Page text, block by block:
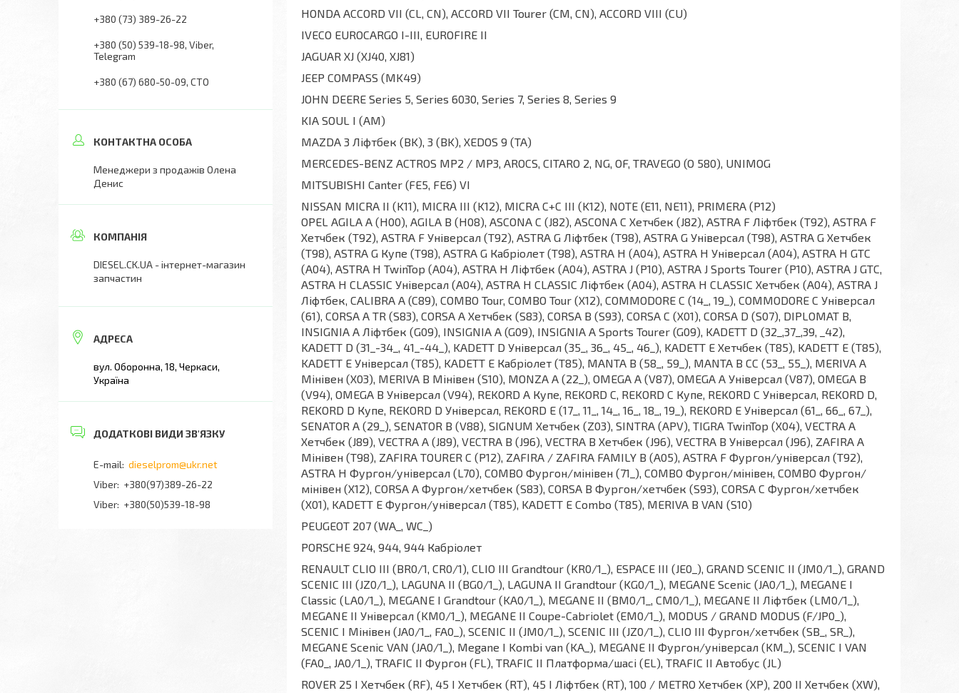
HONDA ACCORD VII (CL, CN), ACCORD VII Tourer (CM, CN), ACCORD VIII (CU)
IVECO EUROCARGO I-III, EUROFIRE II
JAGUAR XJ (XJ40, XJ81)
JEEP COMPASS (MK49)
JOHN DEERE Series 5, Series 6030, Series 7, Series 8, Series 9
KIA SOUL I (AM)
MAZDA 3 Ліфтбек (BK), 3 (BK), XEDOS 9 (TA)
MERCEDES-BENZ ACTROS MP2 / MP3, AROCS, CITARO 2, NG, OF, TRAVEGO (O 580), UNIMOG
MITSUBISHI Canter (FE5, FE6) VI
NISSAN MICRA II (K11), MICRA III (K12), MICRA C+C III (K12), NOTE (E11, NE11), PRIMERA (P12)
OPEL AGILA A (H00), AGILA B (H08), ASCONA C (J82), ASCONA C Хетчбек (J82), ASTRA F Ліфтбек (T92), ASTRA F
Хетчбек (T92), ASTRA F Універсал (T92), ASTRA G Ліфтбек (T98), ASTRA G Універсал (T98), ASTRA G Хетчбек
(T98), ASTRA G Купе (T98), ASTRA G Кабріолет (T98), ASTRA H (A04), ASTRA H Універсал (A04), ASTRA H GTC
(A04), ASTRA H TwinTop (A04), ASTRA H Ліфтбек (A04), ASTRA J (P10), ASTRA J Sports Tourer (P10), ASTRA J GTC,
ASTRA H CLASSIC Універсал (A04), ASTRA H CLASSIC Ліфтбек (A04), ASTRA H CLASSIC Хетчбек (A04), ASTRA J
Ліфтбек, CALIBRA A (C89), COMBO Tour, COMBO Tour (X12), COMMODORE C (14_, 19_), COMMODORE C Універсал
(61), CORSA A TR (S83), CORSA A Хетчбек (S83), CORSA B (S93), CORSA C (X01), CORSA D (S07), DIPLOMAT B,
INSIGNIA A Ліфтбек (G09), INSIGNIA A (G09), INSIGNIA A Sports Tourer (G09), KADETT D (32_,37_,39, _42),
KADETT D (31_-34_, 41_-44_), KADETT D Універсал (35_, 36_, 45_, 46_), KADETT E Хетчбек (T85), KADETT E (T85),
KADETT E Універсал (T85), KADETT E Кабріолет (T85), MANTA B (58_, 59_), MANTA B CC (53_, 55_), MERIVA A
Мінівен (X03), MERIVA B Мінівен (S10), MONZA A (22_), OMEGA A (V87), OMEGA A Універсал (V87), OMEGA B
(V94), OMEGA B Універсал (V94), REKORD A Купе, REKORD C, REKORD C Купе, REKORD C Універсал, REKORD D,
REKORD D Купе, REKORD D Універсал, REKORD E (17_, 11_, 14_, 16_, 18_, 19_), REKORD E Універсал (61_, 66_, 67_),
SENATOR A (29_), SENATOR B (V88), SIGNUM Хетчбек (Z03), SINTRA (APV), TIGRA TwinTop (X04), VECTRA A
Хетчбек (J89), VECTRA A (J89), VECTRA B (J96), VECTRA B Хетчбек (J96), VECTRA B Універсал (J96), ZAFIRA A
Мінівен (T98), ZAFIRA TOURER C (P12), ZAFIRA / ZAFIRA FAMILY B (A05), ASTRA F Фургон/універсал (T92),
ASTRA H Фургон/універсал (L70), COMBO Фургон/мінівен (71_), COMBO Фургон/мінівен, COMBO Фургон/
мінівен (X12), CORSA A Фургон/хетчбек (S83), CORSA B Фургон/хетчбек (S93), CORSA C Фургон/хетчбек
(X01), KADETT E Фургон/універсал (T85), KADETT E Combo (T85), MERIVA B VAN (S10)
PEUGEOT 207 (WA_, WC_)
PORSCHE 924, 944, 944 Кабріолет
RENAULT CLIO III (BR0/1, CR0/1), CLIO III Grandtour (KR0/1_), ESPACE III (JE0_), GRAND SCENIC II (JM0/1_), GRAND
SCENIC III (JZ0/1_), LAGUNA II (BG0/1_), LAGUNA II Grandtour (KG0/1_), MEGANE Scenic (JA0/1_), MEGANE I
Classic (LA0/1_), MEGANE I Grandtour (KA0/1_), MEGANE II (BM0/1_, CM0/1_), MEGANE II Ліфтбек (LM0/1_),
MEGANE II Універсал (KM0/1_), MEGANE II Coupe-Cabriolet (EM0/1_), MODUS / GRAND MODUS (F/JP0_),
SCENIC I Мінівен (JA0/1_, FA0_), SCENIC II (JM0/1_), SCENIC III (JZ0/1_), CLIO III Фургон/хетчбек (SB_, SR_),
MEGANE Scenic VAN (JA0/1_), Megane I Kombi van (KA_), MEGANE II Фургон/універсал (KM_), SCENIC I VAN
(FA0_, JA0/1_), TRAFIC II Фургон (FL), TRAFIC II Платформа/шасі (EL), TRAFIC II Автобус (JL)
ROVER 25 I Хетчбек (RF), 45 I Хетчбек (RT), 45 I Ліфтбек (RT), 100 / METRO Хетчбек (XP), 200 II Хетчбек (XW),
+380 (73) 389-26-22
+380 (50) 539-18-98 Viber,
Telegram
+380 (67) 680-50-09 СТО
Менеджери з продажів Олена
Денис
DIESEL.CK.UA - інтернет-магазин
запчастин
вул. Оборонна, 18, Черкаси,
Україна
dieselprom@ukr.net
+380(97)389-26-22
Viber +380(50)539-18-98